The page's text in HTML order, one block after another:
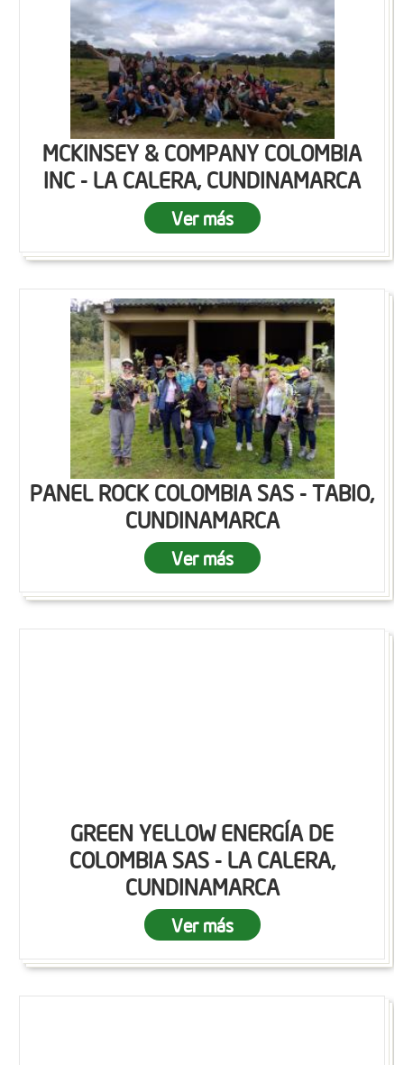
MCKINSEY & COMPANY COLOMBIA
INC - LA CALERA, CUNDINAMARCA
Ver más
PANEL ROCK COLOMBIA SAS - TABIO,
CUNDINAMARCA
Ver más
GREEN YELLOW ENERGÍA DE
COLOMBIA SAS - LA CALERA,
CUNDINAMARCA
Ver más